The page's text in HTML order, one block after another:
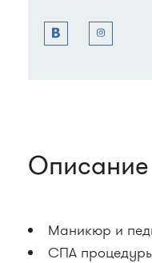
Автобусы № 1,
Маршрутка №
Описание
Маникюр и
СПА